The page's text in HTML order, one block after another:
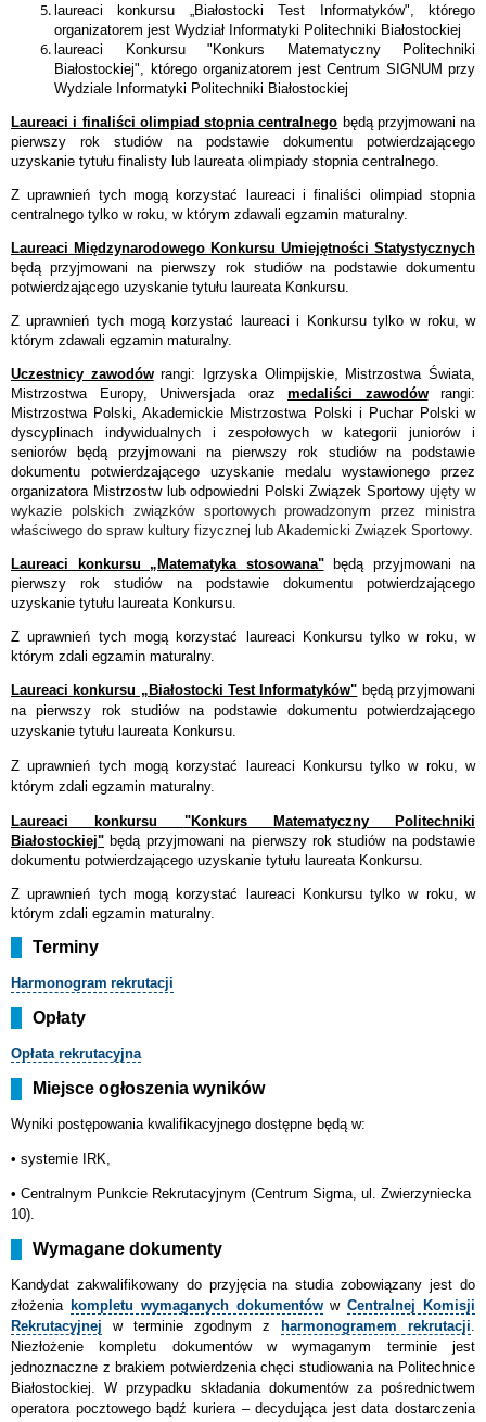
laureaci konkursu „Białostocki Test Informatyków", którego
organizatorem jest Wydział Informatyki Politechniki Białostockiej
laureaci Konkursu "Konkurs Matematyczny Politechniki
Białostockiej", którego organizatorem jest Centrum SIGNUM przy
Wydziale Informatyki Politechniki Białostockiej
Laureaci i finaliści olimpiad stopnia centralnego będą przyjmowani na
pierwszy rok studiów na podstawie dokumentu potwierdzającego
uzyskanie tytułu finalisty lub laureata olimpiady stopnia centralnego.
Z uprawnień tych mogą korzystać laureaci i finaliści olimpiad stopnia
centralnego tylko w roku, w którym zdawali egzamin maturalny.
Laureaci Międzynarodowego Konkursu Umiejętności Statystycznych
będą przyjmowani na pierwszy rok studiów na podstawie dokumentu
potwierdzającego uzyskanie tytułu laureata Konkursu.
Z uprawnień tych mogą korzystać laureaci i Konkursu tylko w roku, w
którym zdawali egzamin maturalny.
Uczestnicy zawodówrangi: Igrzyska Olimpijskie, Mistrzostwa Świata,
Mistrzostwa Europy, Uniwersjada oraz medaliści zawodówrangi:
Mistrzostwa Polski, Akademickie Mistrzostwa Polski i Puchar Polski w
dyscyplinach indywidualnych i zespołowych w kategorii juniorów i
seniorów będą przyjmowani na pierwszy rok studiów na podstawie
dokumentu potwierdzającego uzyskanie medalu wystawionego przez
organizatora Mistrzostw lub odpowiedni Polski Związek Sportowyujęty w
wykazie polskich związków sportowych prowadzonym przez ministra
właściwego do spraw kultury fizycznej lub Akademicki Związek Sportowy.
Laureaci konkursu „Matematyka stosowana"będą przyjmowani na
pierwszy rok studiów na podstawie dokumentu potwierdzającego
uzyskanie tytułu laureata Konkursu.
Z uprawnień tych mogą korzystać laureaci Konkursu tylko w roku, w
którym zdali egzamin maturalny.
Laureaci konkursu „Białostocki Test Informatyków" będą przyjmowani
na pierwszy rok studiów na podstawie dokumentu potwierdzającego
uzyskanie tytułu laureata Konkursu.
Z uprawnień tych mogą korzystać laureaci Konkursu tylko w roku, w
którym zdali egzamin maturalny.
Laureaci konkursu "Konkurs Matematyczny Politechniki
Białostockiej" będą przyjmowani na pierwszy rok studiów na podstawie
dokumentu potwierdzającego uzyskanie tytułu laureata Konkursu.
Z uprawnień tych mogą korzystać laureaci Konkursu tylko w roku, w
którym zdali egzamin maturalny.
Terminy
Harmonogram rekrutacji
Opłaty
Opłata rekrutacyjna
Miejsce ogłoszenia wyników
Wyniki postępowania kwalifikacyjnego dostępne będą w:
• systemie IRK,
• Centralnym Punkcie Rekrutacyjnym (Centrum Sigma, ul. Zwierzyniecka
10).
Wymagane dokumenty
Kandydatzakwalifikowany do przyjęcia na studia zobowiązany jest do
złożenia kompletu wymaganych dokumentówwCentralnej Komisji
Rekrutacyjnej w terminie zgodnym z harmonogramem rekrutacji
Niezłożenie kompletu dokumentów w wymaganym terminie jest
jednoznaczne z brakiem potwierdzenia chęci studiowania na Politechnice
Białostockiej. W przypadku składania dokumentów za pośrednictwem
operatora pocztowego bądź kuriera – decydująca jest data dostarczenia